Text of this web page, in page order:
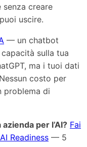
senza creare
uscire.
— un chatbot
sulla tua
ma i tuoi dati
costo per
problema di
per l’AI? Fai
Readiness — 5